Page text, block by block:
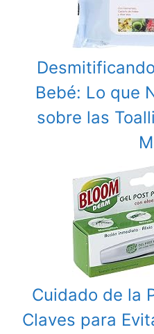
Bebé: Lo que
sobre las
Cuidado de la
Claves para